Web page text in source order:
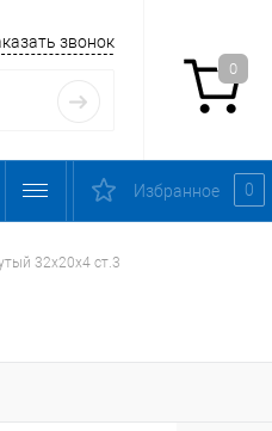
звонок
0
Избранное 0
32х20х4 ст.3